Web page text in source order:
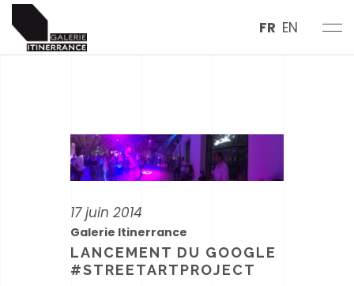
FR EN
17 juin 2014
Galerie Itinerrance
LANCEMENT DU GOOGLE
#STREETARTPROJECT